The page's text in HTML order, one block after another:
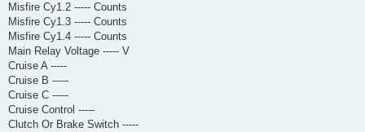
Misfire Cy1.2 ----- Counts
Misfire Cy1.3 ----- Counts
Misfire Cy1.4 ----- Counts
Main Relay Voltage ----- V
Cruise A -----
Cruise B -----
Cruise C -----
Cruise Control -----
Clutch Or Brake Switch -----